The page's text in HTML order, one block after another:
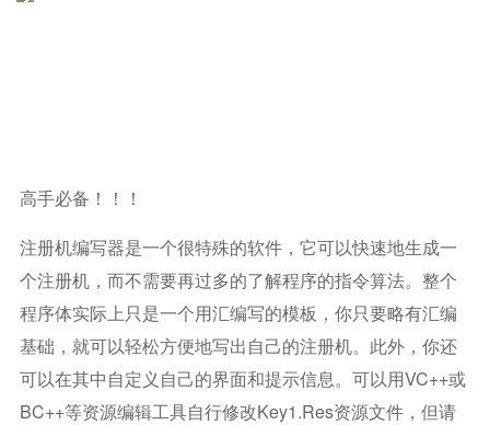
高手必备！！！
注册机编写器是一个很特殊的软件，它可以快速地生成一
个注册机，而不需要再过多的了解程序的指令算法。整个
程序体实际上只是一个用汇编写的模板，你只要略有汇编
基础，就可以轻松方便地写出自己的注册机。此外，你还
可以在其中自定义自己的界面和提示信息。可以用VC++或
BC++等资源编辑工具自行修改key1.res资源文件，但请